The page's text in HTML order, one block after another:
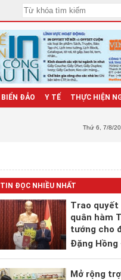
BIỂN ĐẢO Y TẾ THỰC HIỆN
Thứ 6 , 7/8/
TIN ĐỌC NHIỀU NHẤT
Trao quyết
quân hàm
tướng cho
Đặng Hồng
Mở rộng